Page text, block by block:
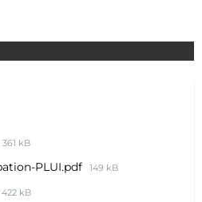
361 kB
PLUI.pdf 149 kB
422 kB